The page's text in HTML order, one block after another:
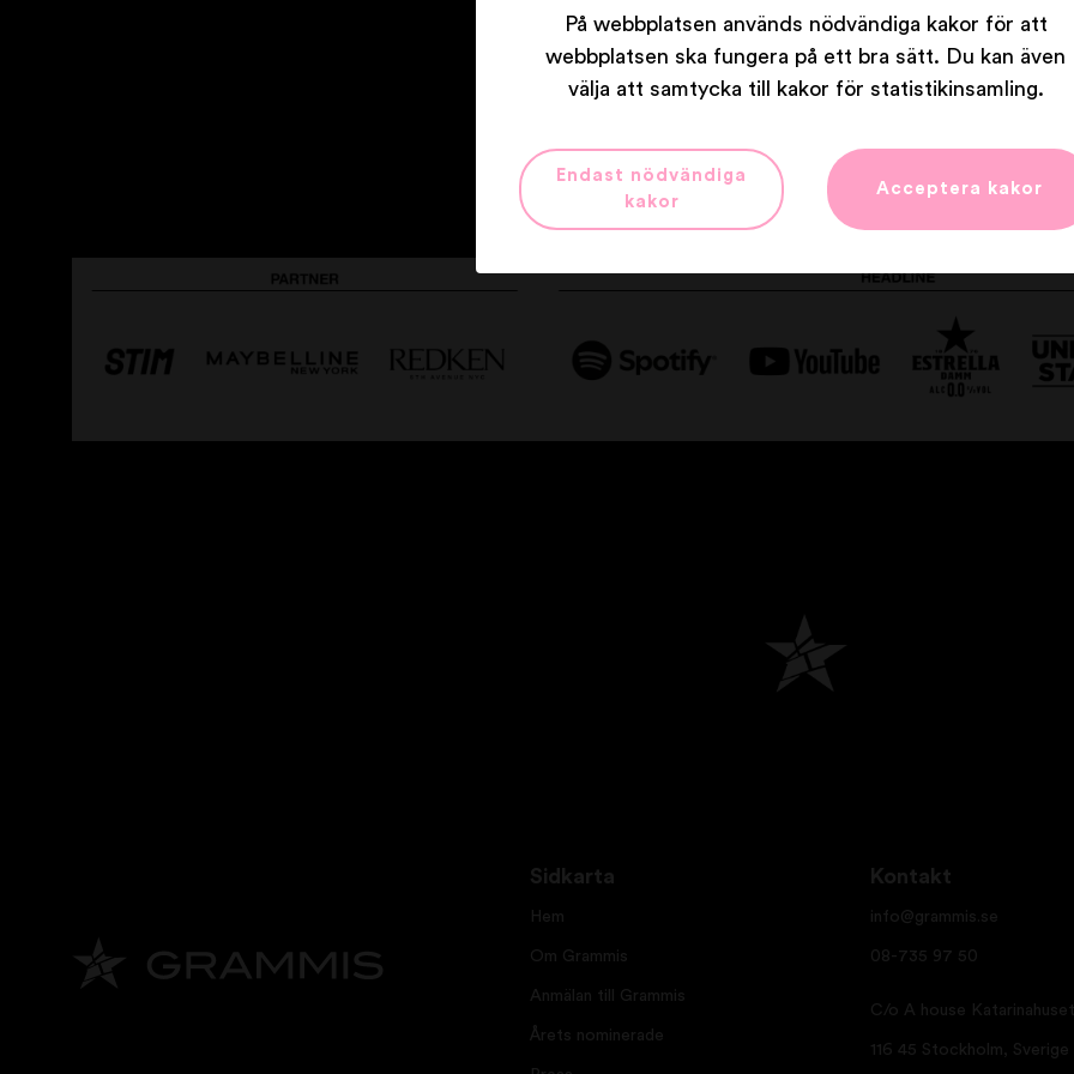
Våra partners
Sidkarta
Hem
Om Grammis
Anmälan till Grammis
Årets nominerade
Kontakt
info@grammis.se
08-735 97 50
C/o A house
116 45 Stockholm, Sverige
På webbplatsen används nödvändiga kakor för att
webbplatsen ska fungera på ett bra sätt. Du kan även
välja att samtycka till kakor för statistikinsamling.
Endast nödvändiga
kakor
Acceptera kakor